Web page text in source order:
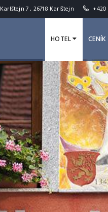
Karlštejn 7 , 26718 Karlštejn +420
HOTEL CENÍK